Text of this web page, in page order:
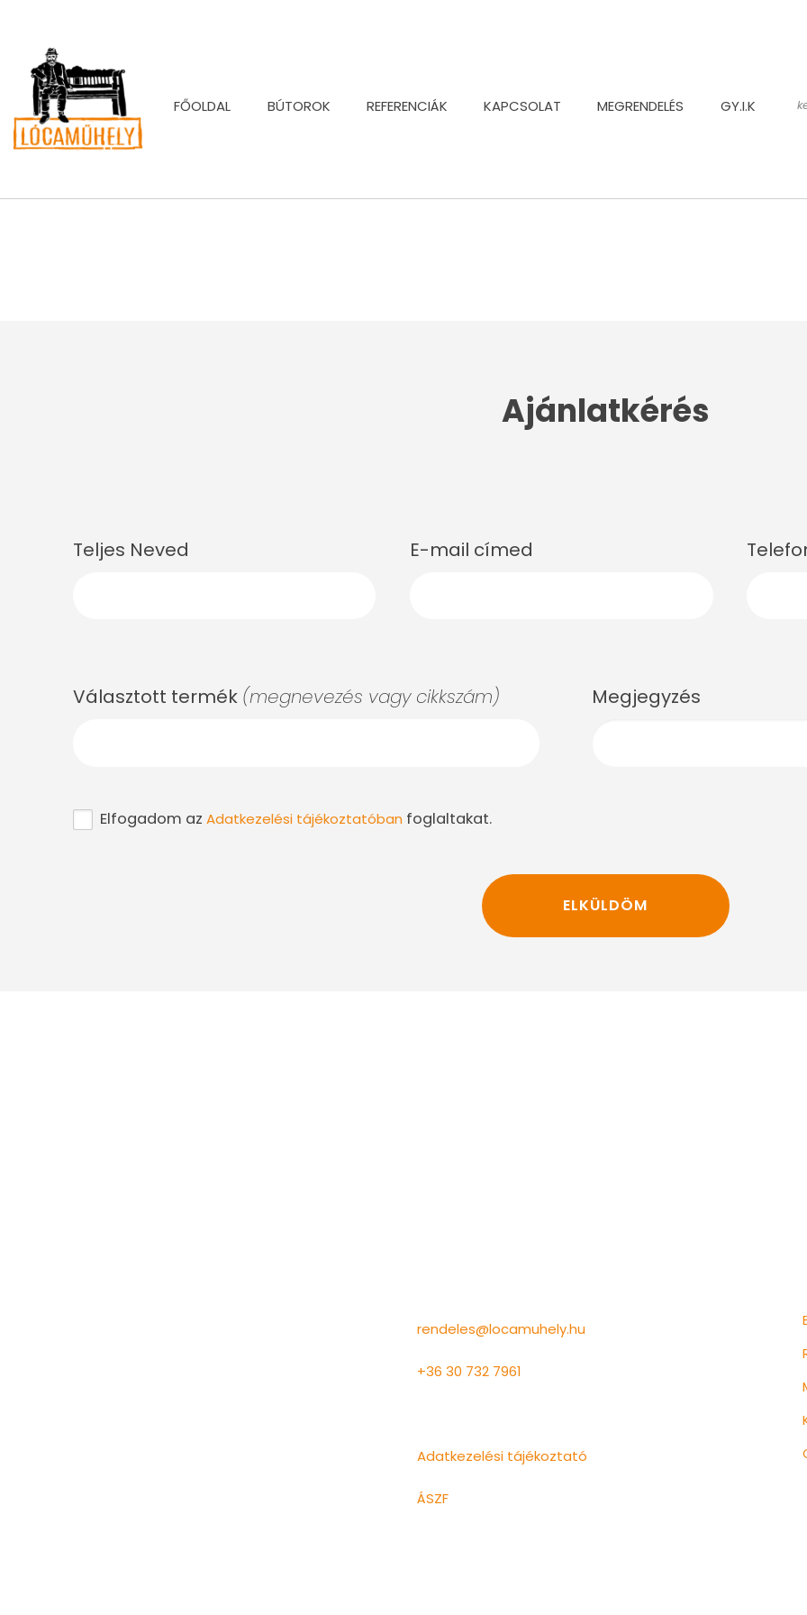
FŐOLDAL BÚTOROK REFERENCIÁK KAPCSOLAT MEGRENDELÉS GY.I.K
Ajánlatkérés
Teljes Neved E-mail címed
Választott termék (megnevezés vagy cikkszám) Megjegyzés
Elfogadom az Adatkezelési tájékoztatóban foglaltakat.
rendeles@locamuhely.hu
+36 30 732 7961
Adatkezelési tájékoztató
ÁSZF